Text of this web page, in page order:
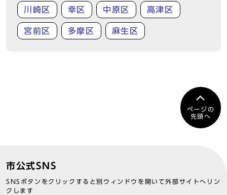
川崎区 幸区 中原区 高津区
宮前区 多摩区 麻生区
ページの
先頭へ
市公式SNS
SNSボタンをクリックすると別ウィンドウを開いて外部サイトへリン
クします